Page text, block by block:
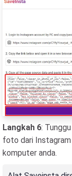
Langkah 6:
foto dari
komputer anda.